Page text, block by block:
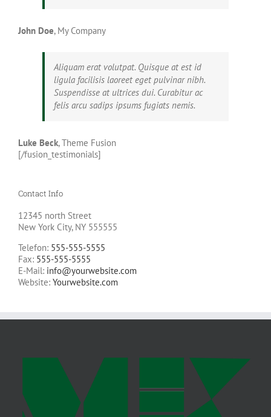
John Doe, My Company
Aliquam erat volutpat. Quisque at est id
ligula facilisis laoreet eget pulvinar nibh.
Suspendisse at ultrices dui. Curabitur ac
felis arcu sadips ipsums fugiats nemis.
Luke Beck,Theme Fusion
[/fusion_testimonials]
Contact Info
12345 north Street
New York City, NY 555555
Telefon: 555-555-5555
Fax: 555-555-5555
E-Mail: info@yourwebsite.com
Website: Yourwebsite.com